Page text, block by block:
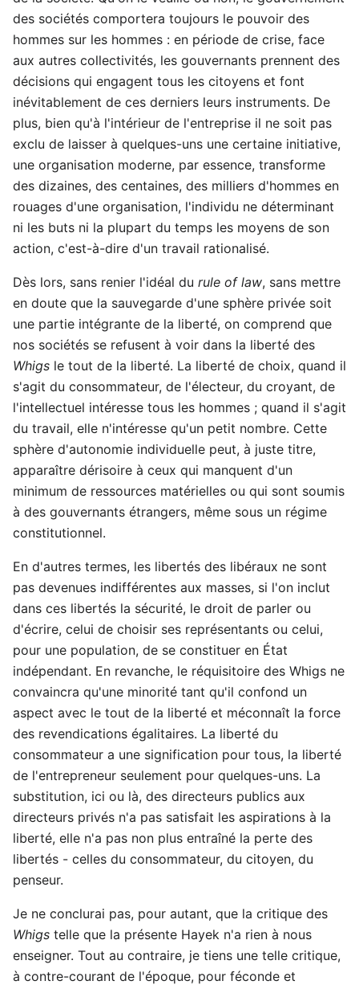
des sociétés comportera toujours le pouvoir des
hommes sur les hommes : en période de crise, face
aux autres collectivités, les gouvernants prennent des
décisions qui engagent tous les citoyens et font
inévitablement de ces derniers leurs instruments. De
plus, bien qu'à l'intérieur de l'entreprise il ne soit pas
exclu de laisser à quelques-uns une certaine initiative,
une organisation moderne, par essence, transforme
des dizaines, des centaines, des milliers d'hommes en
rouages d'une organisation, l'individu ne déterminant
ni les buts ni la plupart du temps les moyens de son
action, c'est-à-dire d'un travail rationalisé.
Dès lors, sans renier l'idéal du rule of law, sans mettre
en doute que la sauvegarde d'une sphère privée soit
une partie intégrante de la liberté, on comprend que
nos sociétés se refusent à voir dans la liberté des
Whigs le tout de la liberté. La liberté de choix, quand il
s'agit du consommateur, de l'électeur, du croyant, de
l'intellectuel intéresse tous les hommes ; quand il s'agit
du travail, elle n'intéresse qu'un petit nombre. Cette
sphère d'autonomie individuelle peut, à juste titre,
apparaître dérisoire à ceux qui manquent d'un
minimum de ressources matérielles ou qui sont soumis
à des gouvernants étrangers, même sous un régime
constitutionnel.
En d'autres termes, les libertés des libéraux ne sont
pas devenues indifférentes aux masses, si l'on inclut
dans ces libertés la sécurité, le droit de parler ou
d'écrire, celui de choisir ses représentants ou celui,
pour une population, de se constituer en État
indépendant. En revanche, le réquisitoire des Whigs ne
convaincra qu'une minorité tant qu'il confond un
aspect avec le tout de la liberté et méconnaît la force
des revendications égalitaires. La liberté du
consommateur a une signification pour tous, la liberté
de l'entrepreneur seulement pour quelques-uns. La
substitution, ici ou là, des directeurs publics aux
directeurs privés n'a pas satisfait les aspirations à la
liberté, elle n'a pas non plus entraîné la perte des
libertés - celles du consommateur, du citoyen, du
penseur.
Je ne conclurai pas, pour autant, que la critique des
Whigs telle que la présente Hayek n'a rien à nous
enseigner. Tout au contraire, je tiens une telle critique,
à contre-courant de l'époque, pour féconde et